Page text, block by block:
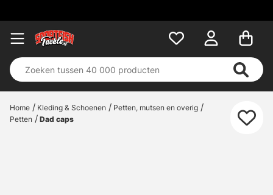
Home Kleding & Schoenen
Petten, mutsen en overig
Petten
Dad caps